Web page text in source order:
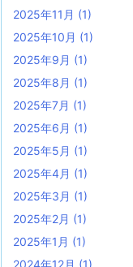
2025年11月 (1)
2025年10月 (1)
2025年9月 (1)
2025年8月 (1)
2025年7月 (1)
2025年6月 (1)
2025年5月 (1)
2025年4月 (1)
2025年3月 (1)
2025年2月 (1)
2025年1月 (1)